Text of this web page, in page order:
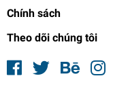
Chính sách
Theo dõi chúng tôi